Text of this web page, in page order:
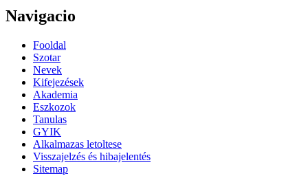
Navigacio
Fooldal
Szotar
Nevek
Kifejezések
Akademia
Eszkozok
Tanulas
GYIK
Alkalmazas letoltese
Visszajelzés és hibajelentés
Sitemap